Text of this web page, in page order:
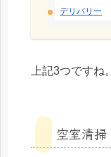
デリバリー
上記3つですね。
空室清掃